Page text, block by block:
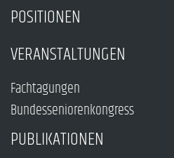
POSITIONEN
VERANSTALTUNGEN
Fachtagungen
Bundesseniorenkongress
PUBLIKATIONEN